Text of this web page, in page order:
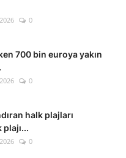
0
700 bin euroya yakın
0
halk plajları
0